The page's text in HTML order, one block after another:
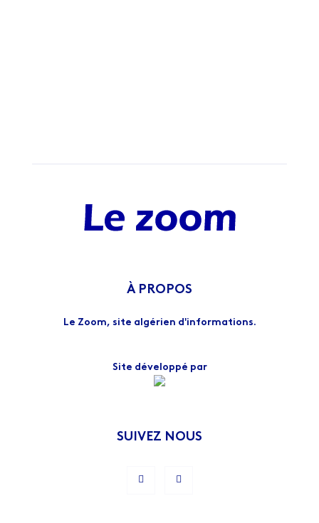
À PROPOS
Le Zoom, site algérien d'informations.
Site développé par
SUIVEZ NOUS